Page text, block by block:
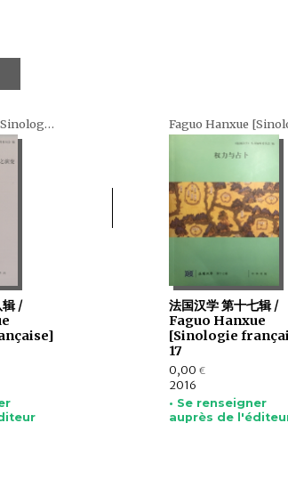
Faguo Hanxue [Sinologie française] (en chinois)
辑 /
法国汉学 第十七辑 /
Faguo Hanxue
[Sinologie
17
0,00 €
2016
• Se renseigner
auprès de